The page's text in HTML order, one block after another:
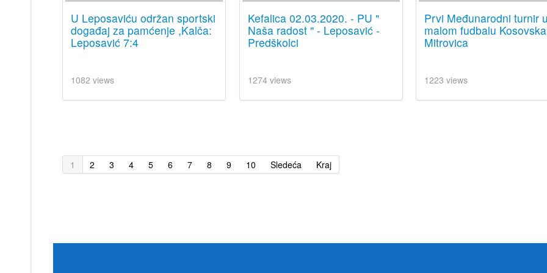
U Leposaviću održan sportski
događaj za pamćenje ,Kalča:
Leposavić 7:4
1082 views
Kefalica 02.03.2020. - PU "
Naša radost " - Leposavić -
Predškolci
1274 views
Prvi Međunarodni turnir
malom fudbalu Kosovska
Mitrovica
1223 views
1 2 3 4 5 6 7 8 9 10 Sledeća Kraj